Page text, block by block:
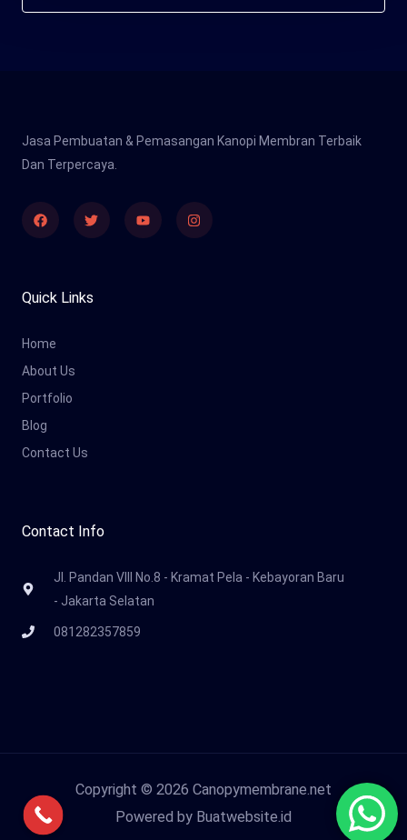
Jasa Pembuatan & Pemasangan Kanopi Membran Terbaik
Dan Terpercaya.
FacebookTwitter YoutubeInstagram
Quick Links
Home
About Us
Portfolio
Blog
Contact Us
Contact Info
Jl. Pandan VIII No.8 - Kramat Pela - Kebayoran Baru
- Jakarta Selatan
081282357859
Copyright © 2026 Canopymembrane.net
Powered by Buatwebsite.id